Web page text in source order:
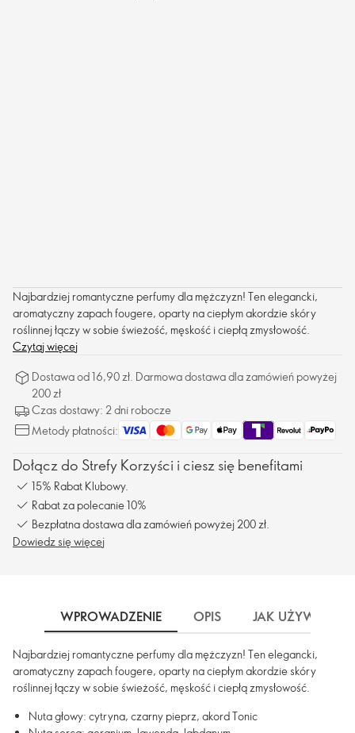
Najbardziej romantyczne perfumy dla mężczyzn! Ten elegancki,
aromatyczny zapach fougere, oparty na ciepłym akordzie skóry
roślinnej łączy w sobie świeżość, męskość i ciepłą zmysłowość.
Czytaj więcej
Dostawa od 16,90 zł. Darmowa dostawa dla zamówień powyżej
200 zł
Czas dostawy: 2 dni robocze
Metody płatności:
Dołącz do Strefy Korzyści i ciesz się benefitami
15% Rabat Klubowy.
Rabat za polecanie 10%
Bezpłatna dostawa dla zamówień powyżej 200 zł.
Dowiedz się więcej
WPROWADZENIE OPIS JAK UŻYWAĆ
Najbardziej romantyczne perfumy dla mężczyzn! Ten elegancki,
aromatyczny zapach fougere, oparty na ciepłym akordzie skóry
roślinnej łączy w sobie świeżość, męskość i ciepłą zmysłowość.
Nuta głowy: cytryna, czarny pieprz, akord Tonic